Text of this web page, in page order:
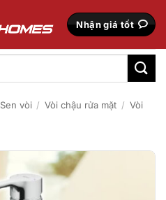
Nhận giá tốt
Sen vòi / Vòi chậu rửa mặt / Vòi